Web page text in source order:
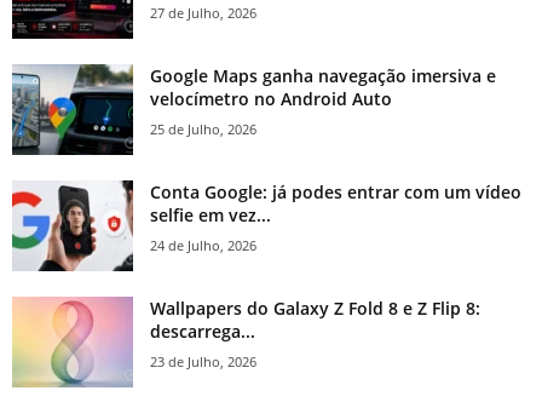
27 de Julho, 2026
Google Maps ganha navegação imersiva e
velocímetro no Android Auto
25 de Julho, 2026
Conta Google: já podes entrar com um vídeo
selfie em vez...
24 de Julho, 2026
Wallpapers do Galaxy Z Fold 8 e Z Flip 8:
descarrega...
23 de Julho, 2026